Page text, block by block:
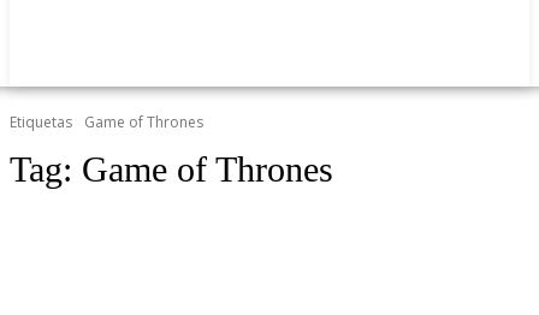
Etiquetas Game of Thrones
Tag: Game of Thrones